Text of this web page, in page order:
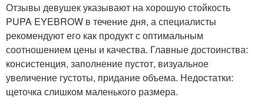
Отзывы девушек указывают на хорошую стойкость
PUPA EYEBROW в течение дня, а специалисты
рекомендуют его как продукт с оптимальным
соотношением цены и качества. Главные достоинства:
консистенция, заполнение пустот, визуальное
увеличение густоты, придание объема. Недостатки:
щеточка слишком маленького размера.